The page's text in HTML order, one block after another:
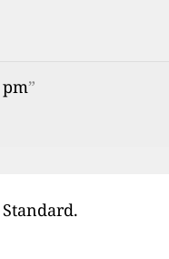
pm”